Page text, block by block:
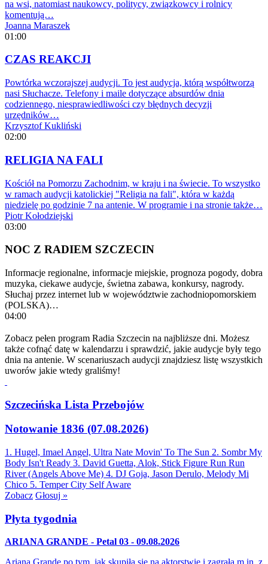
na wsi, natomiast naukowcy, politycy, związkowcy i rolnicy
komentują…
Joanna Maraszek
01:00
CZAS REAKCJI
Powtórka wczorajszej audycji. To jest audycja, którą współtworzą
nasi Słuchacze. Telefony i maile dotyczące absurdów dnia
codziennego, niesprawiedliwości czy błędnych decyzji
urzędników…
Krzysztof Kukliński
02:00
RELIGIA NA FALI
Kościół na Pomorzu Zachodnim, w kraju i na świecie. To wszystko
w ramach audycji katolickiej "Religia na fali", która w każdą
niedzielę po godzinie 7 na antenie. W programie i na stronie także…
Piotr Kołodziejski
03:00
NOC Z RADIEM SZCZECIN
Informacje regionalne, informacje miejskie, prognoza pogody, dobra
muzyka, ciekawe audycje, świetna zabawa, konkursy, nagrody.
Słuchaj przez internet lub w województwie zachodniopomorskiem
(POLSKA)…
04:00
Zobacz pełen program Radia Szczecin na najbliższe dni. Możesz
także cofnąć datę w kalendarzu i sprawdzić, jakie audycje były tego
dnia na antenie. W scenariuszach audycji znajdziesz listę wszystkich
uworów jakie wtedy graliśmy!
Szczecińska Lista Przebojów
Notowanie 1836 (07.08.2026)
1. Hugel, Imael Angel, Ultra Nate Movin' To The Sun 2. Sombr My
Body Isn't Ready 3. David Guetta, Alok, Stick Figure Run Run
River (Angels Above Me) 4. DJ Goja, Jason Derulo, Melody Mi
Chico 5. Temper City Self Aware
Zobacz Głosuj »
Płyta tygodnia
ARIANA GRANDE - Petal 03 - 09.08.2026